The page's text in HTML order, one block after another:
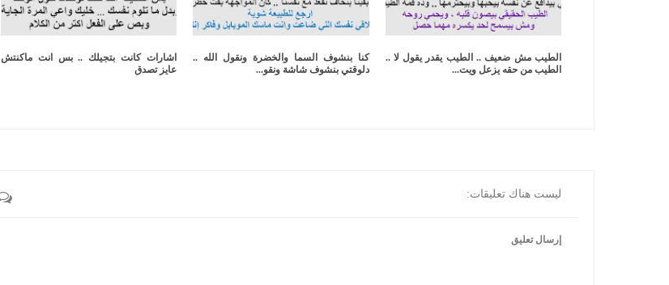
الطيب مش ضعيف .. الطيب يقدر يقول لا ..
الطيب من حقه يزعل ويت...
كنا بنشوف السما والخضرة ونقول الله ..
دلوقتي بنشوف شاشة ونقو...
اشارات كانت بتجيلك .. بس انت ماكنتش
عايز تصدق
ليست هناك تعليقات:
إرسال تعليق